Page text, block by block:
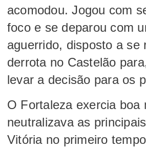
acomodou. Jogou com
foco e se deparou com
aguerrido, disposto a se
derrota no Castelão
levar a decisão para os
O Fortaleza exercia boa
neutralizava as
Vitória no primeiro